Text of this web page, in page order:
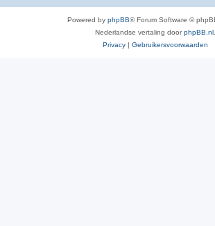
Powered by phpBB® Forum Software ©
Nederlandse vertaling doorphpBB.nl
Privacy | Gebruikersvoorwaarden